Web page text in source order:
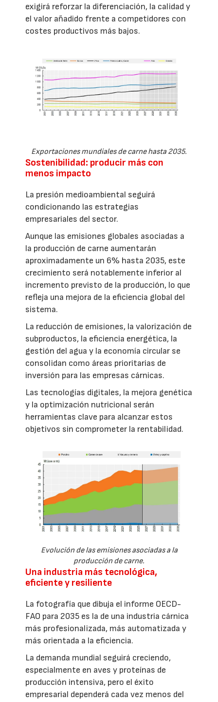
exigirá reforzar la diferenciación, la calidad y
el valor añadido frente a competidores con
costes productivos más bajos.
Exportaciones mundiales de carne hasta 2035.
Sostenibilidad: producir más con
menos impacto
La presión medioambiental seguirá
condicionando las estrategias
empresariales del sector.
Aunque las emisiones globales asociadas a
la producción de carne aumentarán
aproximadamente un 6% hasta 2035, este
crecimiento será notablemente inferior al
incremento previsto de la producción, lo que
refleja una mejora de la eficiencia global del
sistema.
La reducción de emisiones, la valorización de
subproductos, la eficiencia energética, la
gestión del agua y la economía circular se
consolidan como áreas prioritarias de
inversión para las empresas cárnicas.
Las tecnologías digitales, la mejora genética
y la optimización nutricional serán
herramientas clave para alcanzar estos
objetivos sin comprometer la rentabilidad.
Evolución de las emisiones asociadas a la
producción de carne.
Una industria más tecnológica,
eficiente y resiliente
La fotografía que dibuja el informe OECD-
FAO para 2035 es la de una industria cárnica
más profesionalizada, más automatizada y
más orientada a la eficiencia.
La demanda mundial seguirá creciendo,
especialmente en aves y proteínas de
producción intensiva, pero el éxito
empresarial dependerá cada vez menos del